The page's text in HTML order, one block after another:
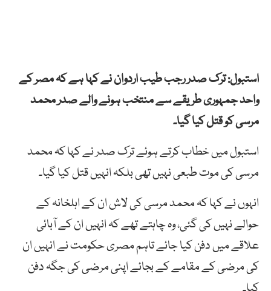
استبول: ترک صدر رجب طیب اردوان نے کہا ہے کہ مصر کے
واحد جمہوری طریقے سے منتخب ہونے والے صدر محمد
مرسی کو قتل کیا گیا۔
استبول میں خطاب کرتے ہوئے ترک صدر نے کہا کہ محمد
مرسی کی موت طبعی نہیں تھی بلکہ انہیں قتل کیا گیا۔
انہوں نے کہا کہ محمد مرسی کی لاش ان کے اہلخانہ کے
حوالے نہیں کی گئی، وہ چاہتے تھے کہ انہیں ان کے آبائی
علاقے میں دفن کیا جائے تاہم مصری حکومت نے انہیں ان
کی مرضی کے مقامے کے بجائے اپنی مرضی کی جگہ دفن